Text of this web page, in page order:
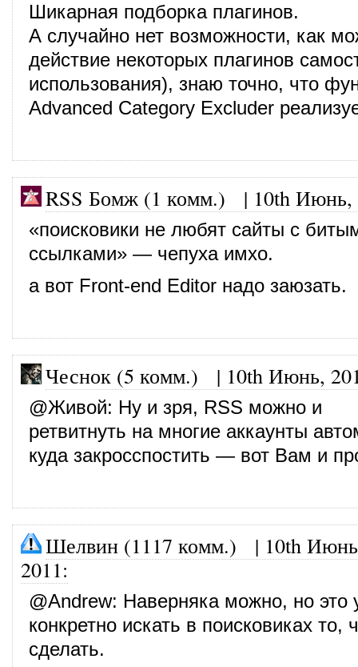
Шикарная подборка плагинов.
А случайно нет возможности, как
действие некоторых плагинов
использования), знаю точно, что
Advanced Category Excluder
RSS Бомж (1 комм.) | 10th Июнь,
«поисковики не любят сайты с
ссылками» — чепуха имхо.
а вот Front-end Editor надо заюзать.
Чеснок (5 комм.) | 10th Июнь,
@Живой: Ну и зря, RSS можно и
ретвитнуть на многие аккаунты
куда закросспостить — вот Вам и
Шелвин (1117 комм.) | 10th
2011:
@Andrew: Наверняка можно, но это
конкретно искать в поисковиках то,
сделать.